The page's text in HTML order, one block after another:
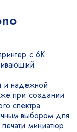
с 6K
и надежной
при создании
спектра
выбором для
миниатюр.